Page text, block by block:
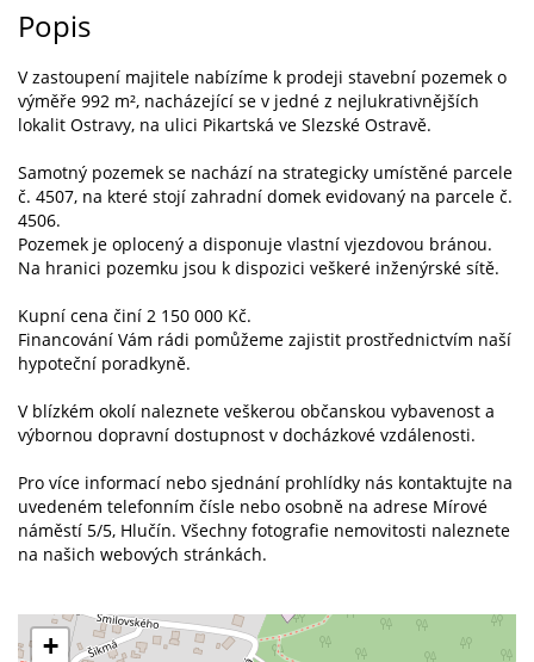
Popis
V zastoupení majitele nabízíme k prodeji stavební pozemek o
výměře 992 m², nacházející se v jedné z nejlukrativnějších
lokalit Ostravy, na ulici Pikartská ve Slezské Ostravě.
Samotný pozemek se nachází na strategicky umístěné parcele
č. 4507, na které stojí zahradní domek evidovaný na parcele č.
4506.
Pozemek je oplocený a disponuje vlastní vjezdovou bránou.
Na hranici pozemku jsou k dispozici veškeré inženýrské sítě.
Kupní cena činí 2 150 000 Kč.
Financování Vám rádi pomůžeme zajistit prostřednictvím naší
hypoteční poradkyně.
V blízkém okolí naleznete veškerou občanskou vybavenost a
výbornou dopravní dostupnost v docházkové vzdálenosti.
Pro více informací nebo sjednání prohlídky nás kontaktujte na
uvedeném telefonním čísle nebo osobně na adrese Mírové
náměstí 5/5, Hlučín. Všechny fotografie nemovitosti naleznete
na našich webových stránkách.
+